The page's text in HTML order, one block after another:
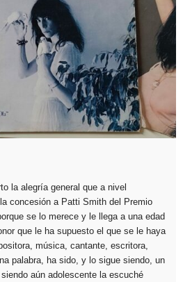
la alegría general que a nivel
concesión a Patti Smith del Premio
se lo merece y le llega a una edad
que le ha supuesto el que se le haya
música, cantante, escritora,
palabra, ha sido, y lo sigue siendo, un
aún adolescente la escuché